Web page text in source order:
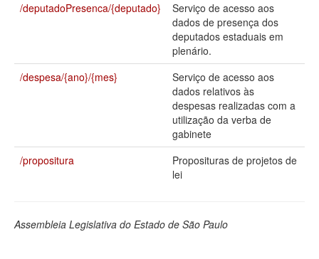
Legislação
Perguntas frequentes
/deputadoPresenca/{deputado}
Serviço de acesso aos
dados de presença dos
deputados estaduais em
plenário.
/despesa/{ano}/{mes}
Serviço de acesso aos
dados relativos às
despesas realizadas com a
utilização da verba de
gabinete
/propositura
Proposituras de projetos de
lei
Assembleia Legislativa do Estado de São Paulo